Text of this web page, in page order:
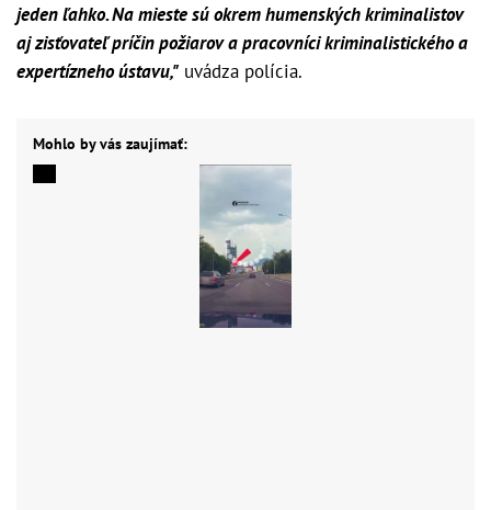
jeden ľahko. Na mieste sú okrem humenských kriminalistov
aj zisťovateľ príčin požiarov a pracovníci kriminalistického a
expertízneho ústavu," uvádza polícia.
Mohlo by vás zaujímať: